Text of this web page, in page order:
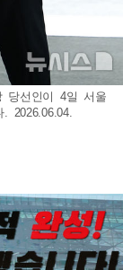
당선인이 4일 서울
2026.06.04.